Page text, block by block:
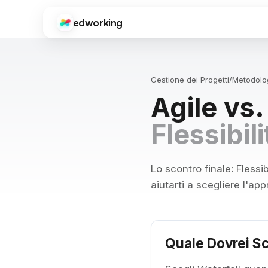
Edworking
edworking
Testo, immagini, file e chat private
Gestione dei Progetti/
Agile
Lo scontro finale:
aiutarti a scegliere
Quale Dovrei